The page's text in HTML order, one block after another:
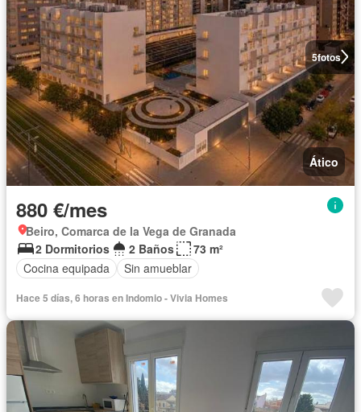
5fotos
Ático
880 €/mes
Beiro, Comarca de la Vega de Granada
2 Dormitorios
2 Baños
73 m²
Cocina equipada
Sin amueblar
Hace 5 días, 6 horas en Indomio - Vivia Homes